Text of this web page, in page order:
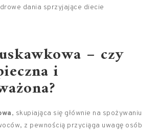
dania sprzyjające diecie
– czy
i
, skupiająca się głównie na spożywaniu
z pewnością przyciąga uwagę osób